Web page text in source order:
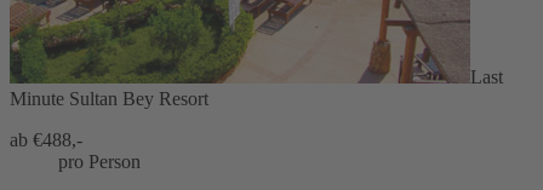
Last
Minute Sultan Bey Resort
ab €488,-
pro Person